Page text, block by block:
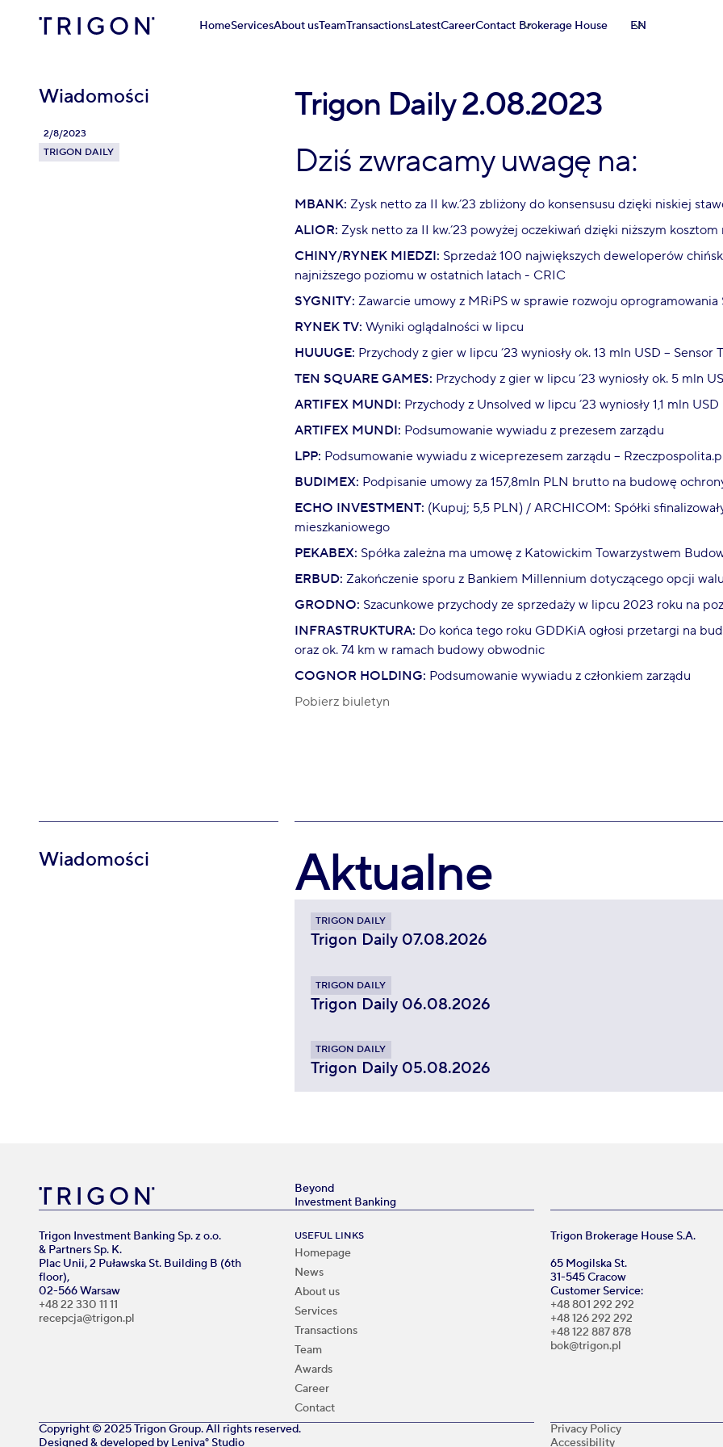
HomeServicesAbout usTeamTransactionsLatestCareerContact Brokerage House EN
Wiadomości Trigon Daily 2.08.2023
2/8/2023
TRIGON DAILY
Dziś zwracamy uwagę na:
MBANK: Zysk netto za II kw.’23 zbliżony do konsensusu dzięki niskiej
ALIOR: Zysk netto za II kw.’23 powyżej oczekiwań dzięki niższym
CHINY/RYNEK MIEDZI: Sprzedaż 100 największych deweloperów
najniższego poziomu w ostatnich latach - CRIC
SYGNITY: Zawarcie umowy z MRiPS w sprawie rozwoju oprogramowania
RYNEK TV: Wyniki oglądalności w lipcu
HUUUGE: Przychody z gier w lipcu ’23 wyniosły ok. 13 mln USD – Sensor
TEN SQUARE GAMES: Przychody z gier w lipcu ’23 wyniosły ok. 5 mln
ARTIFEX MUNDI: Przychody z Unsolved w lipcu ’23 wyniosły 1,1 mln
ARTIFEX MUNDI: Podsumowanie wywiadu z prezesem zarządu
LPP: Podsumowanie wywiadu z wiceprezesem zarządu –
BUDIMEX: Podpisanie umowy za 157,8mln PLN brutto na budowę
ECHO INVESTMENT: (Kupuj; 5,5 PLN) / ARCHICOM: Spółki
mieszkaniowego
PEKABEX: Spółka zależna ma umowę z Katowickim Towarzystwem
ERBUD: Zakończenie sporu z Bankiem Millennium dotyczącego opcji
GRODNO: Szacunkowe przychody ze sprzedaży w lipcu 2023 roku na
INFRASTRUKTURA: Do końca tego roku GDDKiA ogłosi przetargi na
oraz ok. 74 km w ramach budowy obwodnic
COGNOR HOLDING: Podsumowanie wywiadu z członkiem zarządu
Pobierz biuletyn
Wiadomości Aktualne
TRIGON DAILY
Trigon Daily 07.08.2026
TRIGON DAILY
Trigon Daily 06.08.2026
TRIGON DAILY
Trigon Daily 05.08.2026
Beyond
Investment Banking
Trigon Investment Banking Sp. z o.o.
& Partners Sp. K.
Plac Unii, 2 Puławska St. Building B (6th
floor),
02-566 Warsaw
+48 22 330 11 11
recepcja@trigon.pl
USEFUL LINKS
Homepage
News
About us
Services
Transactions
Team
Awards
Career
Contact
Trigon Brokerage House S.A.
65 Mogilska St.
31-545 Cracow
Customer Service:
+48 801 292 292
+48 126 292 292
+48 122 887 878
bok@trigon.pl
Copyright © 2025 Trigon Group. All rights reserved.
Designed & developed by Leniva° Studio
Privacy Policy
Accessibility